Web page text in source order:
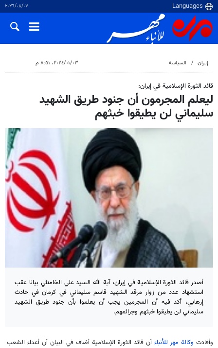
٠٧‏/٠٨‏/٢٠٢٦
إيران السياسة ٠٣‏/٠١‏/٢٠٢٤، ٨:٥١ م
قائد الثورة الإسلامية في إيران:
ليعلم المجرمون أن جنود طريق الشهيد
سليماني لن يطيقوا خبثهم
أصدر قائد الثورة الإسلامية في إيران، آية الله السيد علي الخامنئي بيانا عقب
استشهاد عدد من زوار مرقد الشهيد قاسم سليماني في كرمان في حادث
إرهابي، أكد فيه أن المجرمين يجب أن يعلموا بأن جنود طريق الشهيد
سليماني لن يطيقوا خبثهم وجرائمهم.
وأفادت وكالة مهر للأنباء أن قائد الثورة الإسلامية أضاف في البيان أن أعداء الشعب